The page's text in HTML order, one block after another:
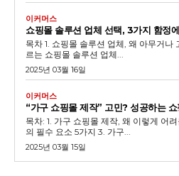
이커머스
쇼핑몰 솔루션 업체 선택, 3가지 함정
목차 1. 쇼핑몰 솔루션 업체, 왜 아무거나 고르면 안 될까요? 2. 99%가 모
르는 쇼핑몰 솔루션 업체...
2025년 03월 16일
이커머스
“가구 쇼핑몰 제작” 고민? 성공하는
목차: 1. 가구 쇼핑몰 제작, 왜 이렇게 어
의 필수 요소 5가지 3. 가구...
2025년 03월 15일